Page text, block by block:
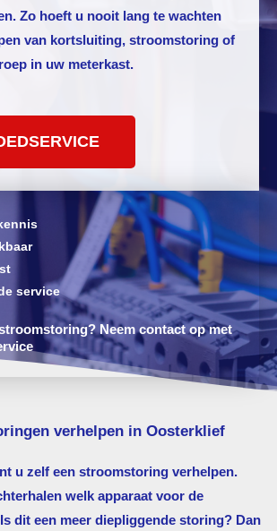
Zo hoeft u nooit lang te wachten
van kortsluiting, stroomstoring of
in uw meterkast.
service
Neem contact op met
verhelpen in Oosterklief
u zelf een stroomstoring verhelpen.
welk apparaat voor de
dit een meer diepliggende storing? Dan